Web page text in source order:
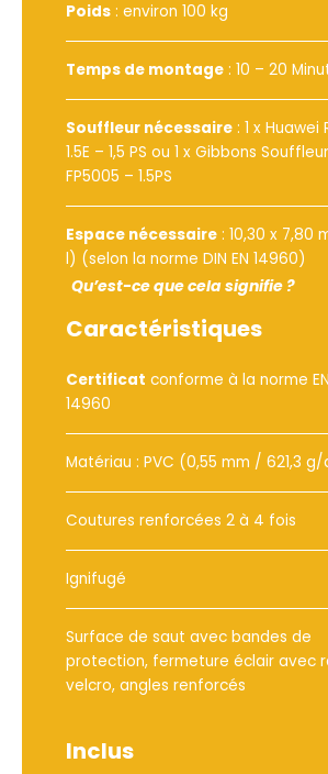
Poids : environ 100 kg
Temps de montage : 10 – 20
Souffleur nécessaire : 1 x Huawei
1.5E – 1,5 PS ou 1 x Gibbons Souffleur
FP5005 – 1.5PS
Espace nécessaire : 10,30 x 7,80
l) (selon la norme DIN EN 14960)
Qu’est-ce que cela signifie ?
Caractéristiques
Certificat conforme à la norme EN
14960
Matériau : PVC (0,55 mm / 621,3
Coutures renforcées 2 à 4 fois
Ignifugé
Surface de saut avec bandes de
protection, fermeture éclair avec
velcro, angles renforcés
Inclus